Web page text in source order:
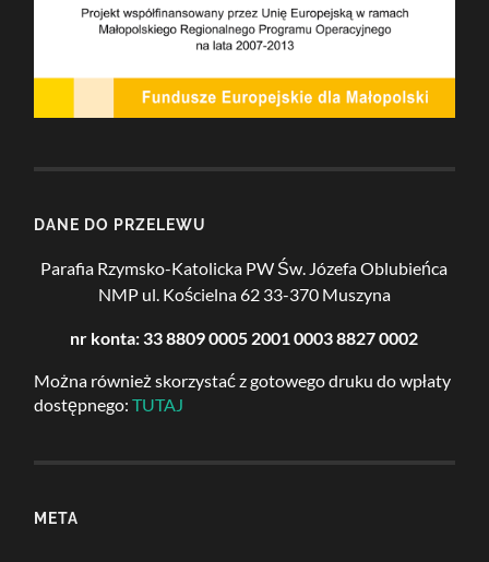
DANE DO PRZELEWU
Parafia Rzymsko-Katolicka PW Św. Józefa Oblubieńca
NMP ul. Kościelna 62 33-370 Muszyna
nr konta: 33 8809 0005 2001 0003 8827 0002
Można również skorzystać z gotowego druku do wpłaty
dostępnego: TUTAJ
META